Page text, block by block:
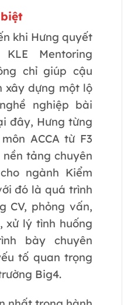
khi Hưng quyết
Mentoring
chỉ giúp cậu
xây dựng một lộ
nghiệp bài
đây, Hưng từng
ACCA từ F3
tảng chuyên
ngành Kiểm
đó là quá trình
CV, phỏng vấn,
xử lý tình huống
bày chuyên
tố quan trọng
Big4.